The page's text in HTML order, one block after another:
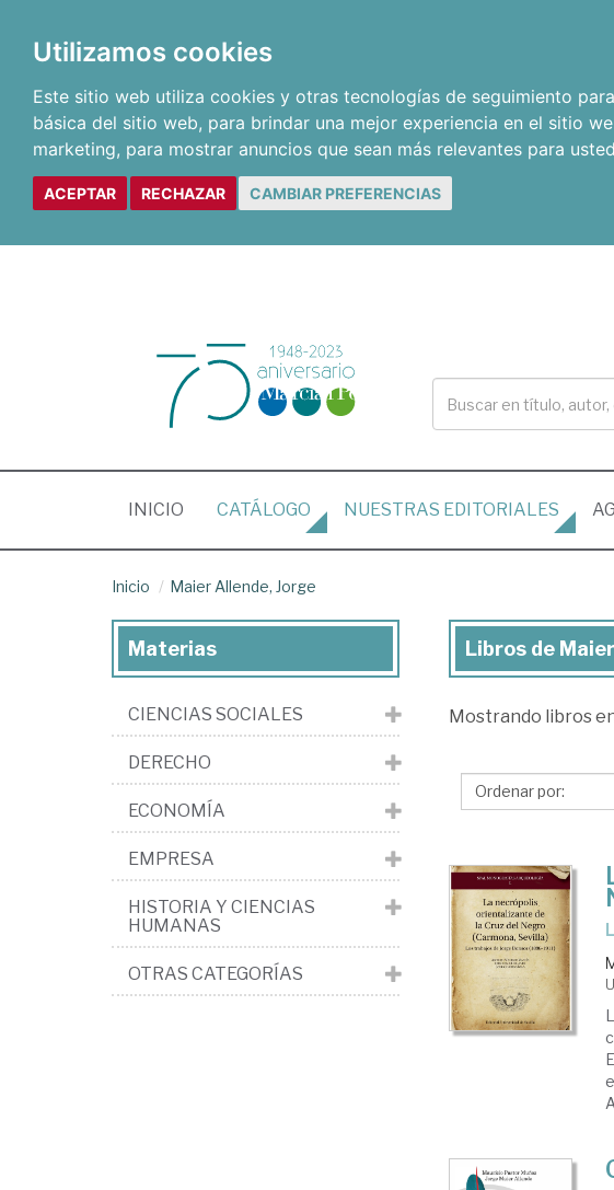
Utilizamos cookies
Este sitio web utiliza cookies y otras tecnologías de seguimiento
básica del sitio web, para brindar una mejor experiencia en el sitio
marketing, para mostrar anuncios que sean más relevantes para usted
ACEPTAR RECHAZAR CAMBIAR PREFERENCIAS
INICIO (CURRENT)
CATÁLOGO NUESTRAS EDITORIALES
Inicio Maier Allende, Jorge
Libros
Maier
Jorge
Libros de
Mostrando libros
Materias
CIENCIAS SOCIALES
DERECHO
ECONOMÍA
EMPRESA
HISTORIA Y CIENCIAS
HUMANAS
OTRAS CATEGORÍAS